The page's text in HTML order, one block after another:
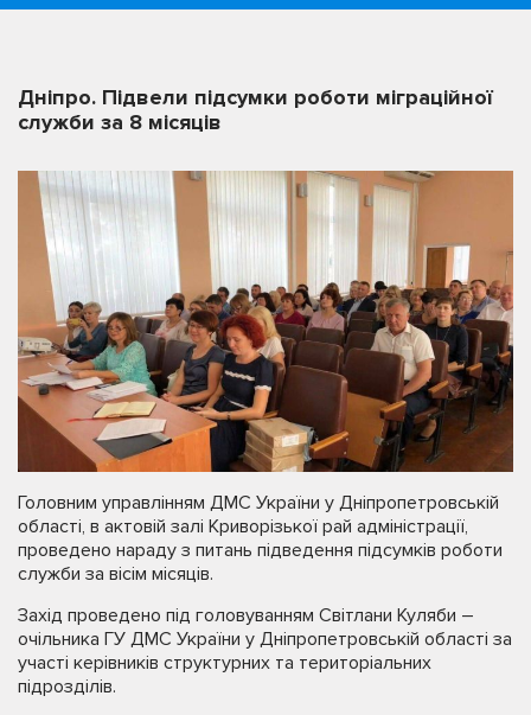
Дніпро. Підвели підсумки роботи міграційної
служби за 8 місяців
Головним управлінням ДМС України у Дніпропетровській
області, в актовій залі Криворізької рай адміністрації,
проведено нараду з питань підведення підсумків роботи
служби за вісім місяців.
Захід проведено під головуванням Світлани Куляби –
очільника ГУ ДМС України у Дніпропетровській області за
участі керівників структурних та територіальних
підрозділів.